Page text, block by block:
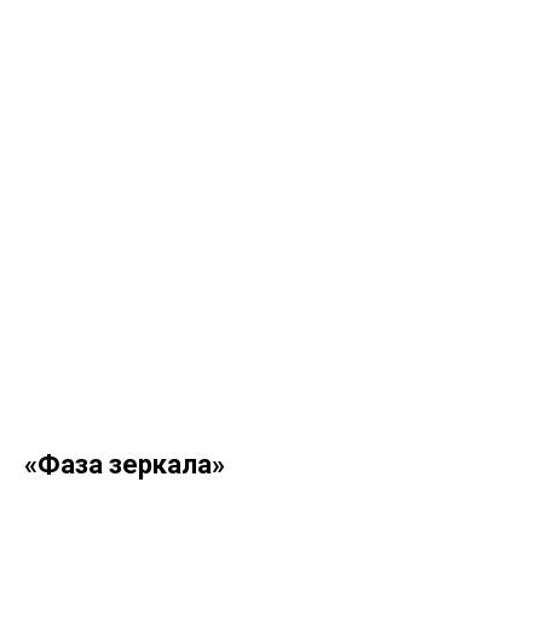
«Фаза зеркала»